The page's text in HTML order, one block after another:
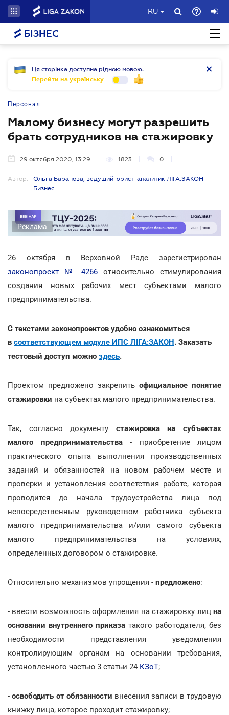
RU
БІЗНЕС
Ця сторінка доступна рідною мовою.
Перейти на українську
Персонал
Малому бизнесу могут разрешить
брать сотрудников на стажировку
29 октября 2020, 13:29 1823 0
Автор:
Ольга Баранова, ведущий юрист-аналитик ЛІГА:ЗАКОН
Бизнес
Реклама
26 октября в Верховной Раде зарегистрирован
законопроект № 4266 относительно стимулирования
создания новых рабочих мест субъектами малого
предпринимательства.
С текстами законопроектов удобно ознакомиться
в соответствующем модуле ИПС ЛІГА:ЗАКОН. Заказать
тестовый доступ можно здесь.
Проектом предложено закрепить официальное понятие
стажировки на субъектах малого предпринимательства.
Так, согласно документу стажировка на субъектах
малого предпринимательства- приобретение лицом
практического опыта выполнения производственных
заданий и обязанностей на новом рабочем месте и
проверки и установления соответствия работе, которая
проводится до начала трудоустройства лица под
непосредственным руководством работника субъекта
малого предпринимательства и/или самого субъекта
малого предпринимательства на условиях,
определенных договором о стажировке.
Относительно механизмов упрощения - предложено:
- ввести возможность оформления на стажировку лиц на
основании внутреннего приказа такого работодателя, без
необходимости представления уведомления
контролирующим органам на основании требования,
установленного частью 3 статьи 24 КЗоТ;
-освободить от обязанности внесения записи в трудовую
книжку лица, которое проходит стажировку;